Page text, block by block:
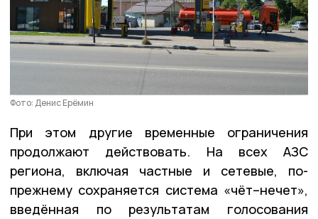
Фото: Денис Ерёмин
При этом другие временные ограничения
продолжают действовать. На всех АЗС
региона, включая частные и сетевые, по-
прежнему сохраняется система «чёт–нечет»,
введённая по результатам голосования